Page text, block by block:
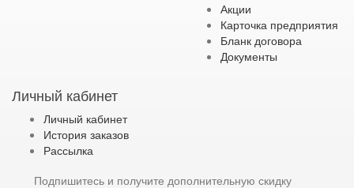
Акции
Карточка предприятия
Бланк договора
Документы
Личный кабинет
Личный кабинет
История заказов
Рассылка
Подпишитесь и получите дополнительную скидку